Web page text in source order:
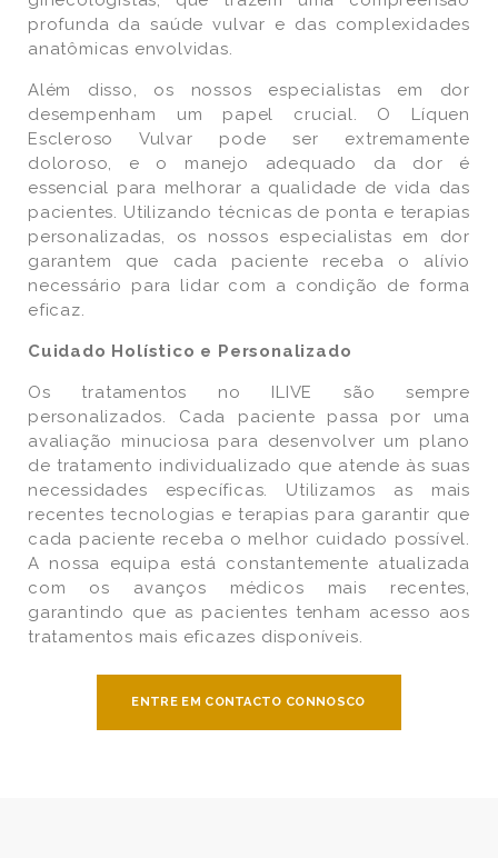
profunda da saúde vulvar e das complexidades
anatômicas envolvidas.
Além disso, os nossos especialistas em dor
desempenham um papel crucial. O Líquen
Escleroso Vulvar pode ser extremamente
doloroso, e o manejo adequado da dor é
essencial para melhorar a qualidade de vida das
pacientes. Utilizando técnicas de ponta e terapias
personalizadas, os nossos especialistas em dor
garantem que cada paciente receba o alívio
necessário para lidar com a condição de forma
eficaz.
Cuidado Holístico e Personalizado
Os tratamentos no ILIVE são sempre
personalizados. Cada paciente passa por uma
avaliação minuciosa para desenvolver um plano
de tratamento individualizado que atende às suas
necessidades específicas. Utilizamos as mais
recentes tecnologias e terapias para garantir que
cada paciente receba o melhor cuidado possível.
A nossa equipa está constantemente atualizada
com os avanços médicos mais recentes,
garantindo que as pacientes tenham acesso aos
tratamentos mais eficazes disponíveis.
ENTRE EM CONTACTO CONNOSCO